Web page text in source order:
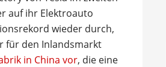
auf ihr Elektroauto
wieder durch,
für den Inlandsmarkt
in China vor, die eine